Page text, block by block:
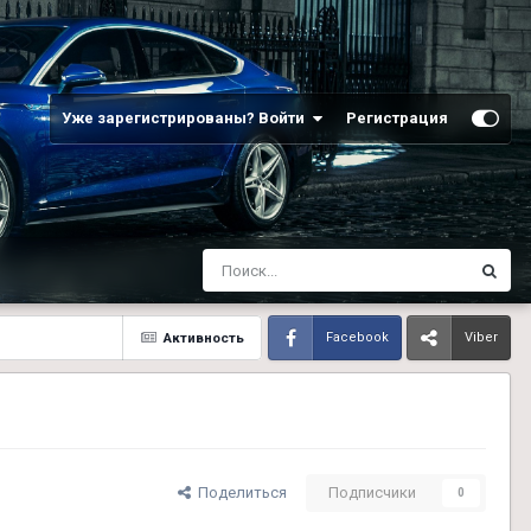
Уже зарегистрированы? Войти Регистрация
Активность Facebook Viber
Поделиться Подписчики 0